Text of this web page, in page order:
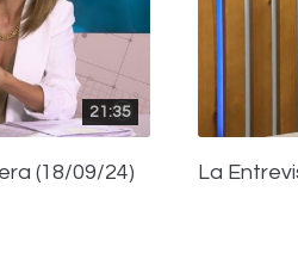
21:35
(18/09/24) La